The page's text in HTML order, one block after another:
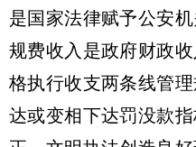
是国家法律赋予公安
规费收入是政府财政
格执行收支两条线管
达或变相下达罚没款